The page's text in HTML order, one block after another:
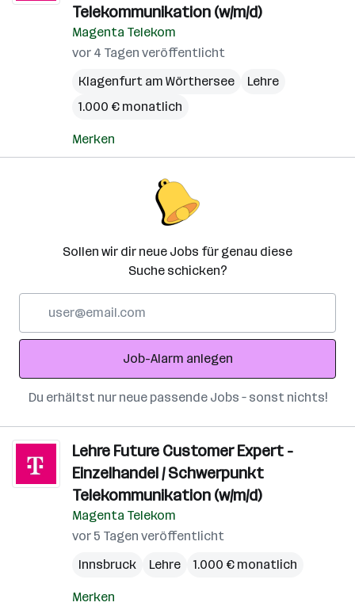
Telekommunikation (w/m/d)
Magenta Telekom
vor 4 Tagen veröffentlicht
Klagenfurt am Wörthersee
Lehre
1.000 € monatlich
Merken
Sollen wir dir neue Jobs für genau diese
Suche schicken?
Adresse
Job-Alarm anlegen
Du erhältst nur neue passende Jobs – sonst nichts!
Lehre Future Customer Expert -
Einzelhandel / Schwerpunkt
Telekommunikation (w/m/d)
Magenta Telekom
vor 5 Tagen veröffentlicht
Innsbruck
Lehre 1.000 € monatlich
Merken